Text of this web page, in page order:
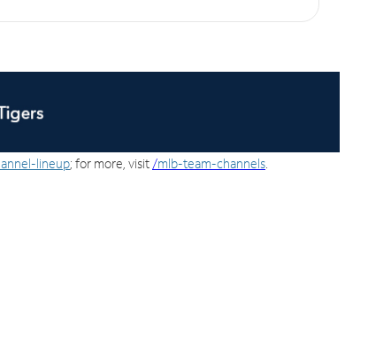
lineup; for more, visit /mlb-team-channels